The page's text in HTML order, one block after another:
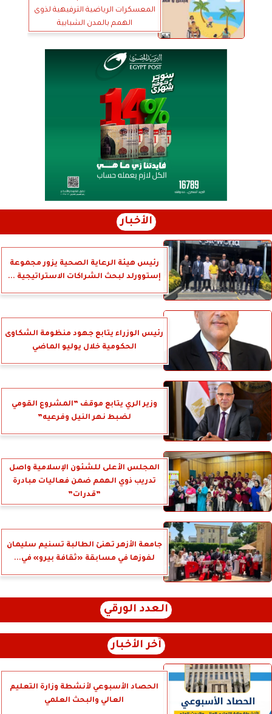
المعسكرات الرياضية الترفيهية لذوى
الهمم بالمدن الشبابية
الأخبار
رئيس هيئة الرعاية الصحية يزور مجموعة
إستوورلد لبحث الشراكات الاستراتيجية ...
رئيس الوزراء يتابع جهود منظومة الشكاوى
الحكومية خلال يوليو الماضي
وزير الري يتابع موقف ”المشروع القومي
لضبط نهر النيل وفرعيه”
المجلس الأعلى للشئون الإسلامية واصل
تدريب ذوي الهمم ضمن فعاليات مبادرة
”قدرات”
جامعة الأزهر تهنئ الطالبة تسنيم سليمان
لفوزها في مسابقة «ثقافة بيرو» في...
العدد الورقي
آخر الأخبار
الحصاد الأسبوعي لأنشطة وزارة التعليم
العالي والبحث العلمي